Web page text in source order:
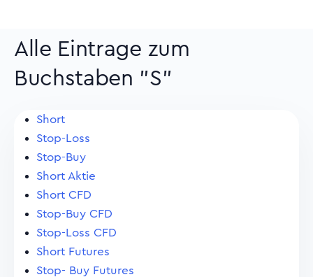
Alle Eintrage zum
Buchstaben "S"
Short
Stop-Loss
Stop-Buy
Short Aktie
Short CFD
Stop-Buy CFD
Stop-Loss CFD
Short Futures
Stop- Buy Futures